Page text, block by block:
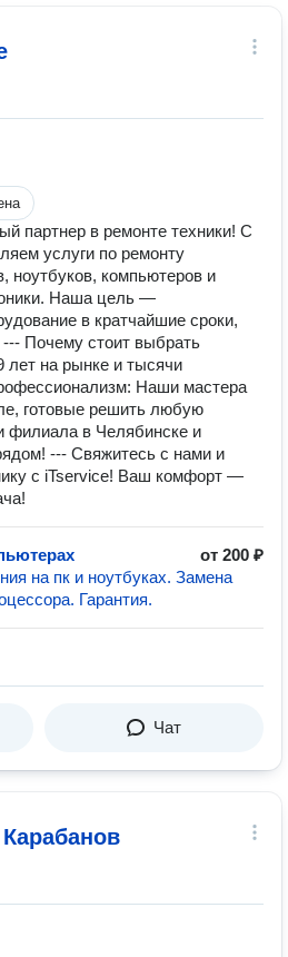
партнер в ремонте техники! С
услуги по ремонту
ноутбуков, компьютеров и
Наша цель —
в кратчайшие сроки,
Почему стоит выбрать
на рынке и тысячи
Наши мастера
готовые решить любую
филиала в Челябинске и
--- Свяжитесь с нами и
с iTservice! Ваш комфорт —
от 200 ₽
на пк и ноутбуках. Замена
Гарантия.
Чат